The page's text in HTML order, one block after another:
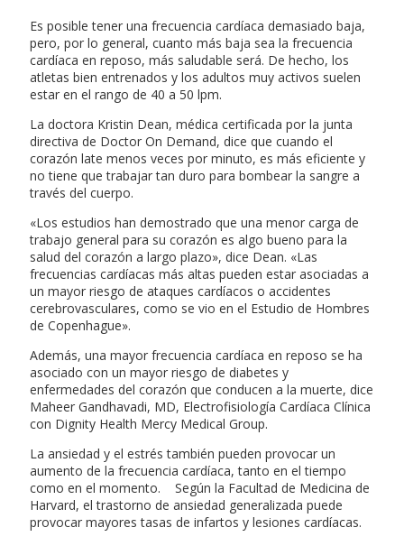
Es posible tener una frecuencia cardíaca demasiado baja,
pero, por lo general, cuanto más baja sea la frecuencia
cardíaca en reposo, más saludable será. De hecho, los
atletas bien entrenados y los adultos muy activos suelen
estar en el rango de 40 a 50 lpm.
La doctora Kristin Dean, médica certificada por la junta
directiva de Doctor On Demand, dice que cuando el
corazón late menos veces por minuto, es más eficiente y
no tiene que trabajar tan duro para bombear la sangre a
través del cuerpo.
«Los estudios han demostrado que una menor carga de
trabajo general para su corazón es algo bueno para la
salud del corazón a largo plazo», dice Dean. «Las
frecuencias cardíacas más altas pueden estar asociadas a
un mayor riesgo de ataques cardíacos o accidentes
cerebrovasculares, como se vio en el Estudio de Hombres
de Copenhague».
Además, una mayor frecuencia cardíaca en reposo se ha
asociado con un mayor riesgo de diabetes y
enfermedades del corazón que conducen a la muerte, dice
Maheer Gandhavadi, MD, Electrofisiología Cardíaca Clínica
con Dignity Health Mercy Medical Group.
La ansiedad y el estrés también pueden provocar un
aumento de la frecuencia cardíaca, tanto en el tiempo
como en el momento. Según la Facultad de Medicina de
Harvard, el trastorno de ansiedad generalizada puede
provocar mayores tasas de infartos y lesiones cardíacas.